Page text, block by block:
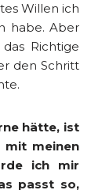
Willen ich
habe. Aber
Richtige
den Schritt
hätte, ist
mit meinen
ich mir
passt so,